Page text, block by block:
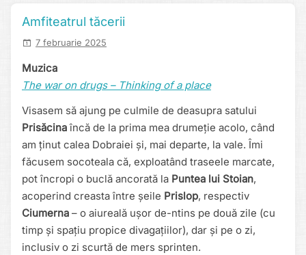
Amfiteatrul tăcerii
7 februarie 2025
Muzica
The war on drugs – Thinking of a place
Visasem să ajung pe culmile de deasupra satului
Prisăcinaîncă de la prima mea drumeție acolo, când
am ținut calea Dobraiei și, mai departe, la vale. Îmi
făcusem socoteala că, exploatând traseele marcate,
pot încropi o buclă ancorată la Puntea lui Stoian,
acoperind creasta între șeile Prislop, respectiv
Ciumerna – o aiureală ușor de-ntins pe două zile (cu
timp și spațiu propice divagațiilor), dar și pe o zi,
inclusiv o zi scurtă de mers sprinten.